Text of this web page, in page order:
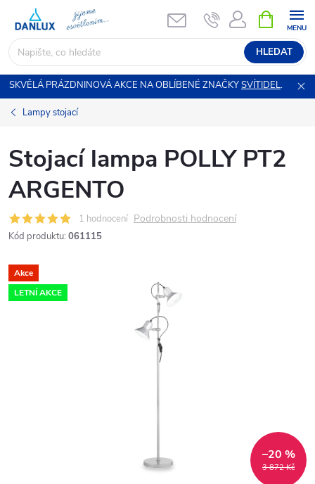
obsah
HLEDAT
NÁKUPNÍ
KOŠÍK
SKVĚLÁ PRÁZDNINOVÁ AKCE NA OBLÍBENÉ ZNAČKYSVÍTIDEL.
Lampy stojací
Stojací lampa POLLY PT2
ARGENTO
1 hodnocení Podrobnosti hodnocení
Kód produktu: 061115
Akce
LETNÍ AKCE
3 872 Kč
–20 %